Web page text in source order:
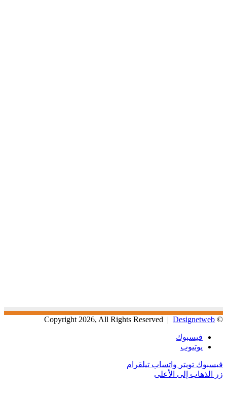
© Copyright 2026, All Rights Reserved |
Designetweb
فيسبوك
يوتيوب
فيسبوك تويتر واتساب تيلقرام
زر الذهاب إلى الأعلى